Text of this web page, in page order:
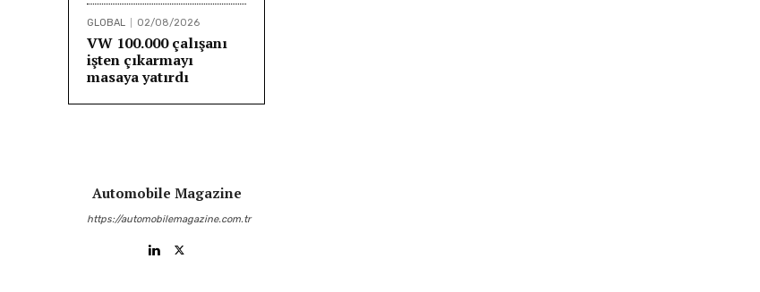
GLOBAL 02/08/2026
VW 100.000 çalışanı
işten çıkarmayı
masaya yatırdı
Automobile Magazine
https://automobilemagazine.com.tr